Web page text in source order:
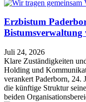
Erzbistum
Bistumsverwaltung
Juli 24, 2026
Klare Zuständigkeiten
Holding und
verankert Paderborn, 24.
die künftige Struktur
beiden